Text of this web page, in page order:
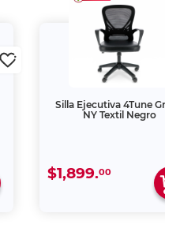
Silla Ejecutiva 4Tune
NY Textil Negro
$1,899.00